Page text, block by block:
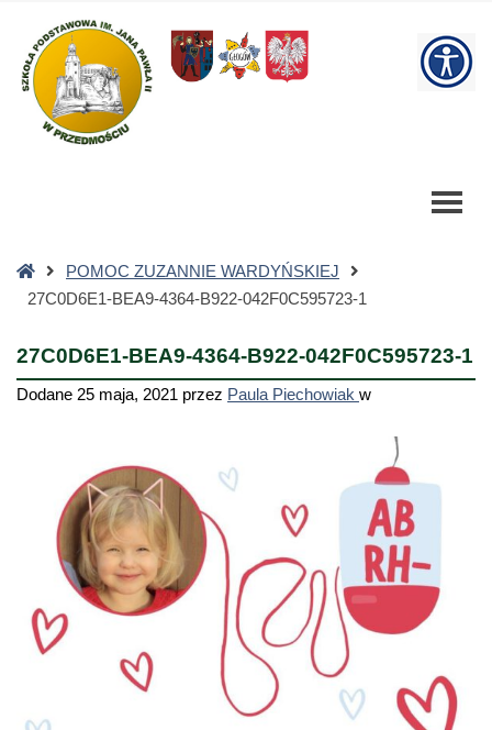
BEA9-
4364-
B922-
042F0C595723-
Strona
główna
POMOC ZUZANNIE WARDYŃSKIEJ
27C0D6E1-BEA9-4364-B922-042F0C595723-1
27C0D6E1-BEA9-4364-B922-042F0C595723-1
Dodane 25 maja, 2021 przez Paula Piechowiak w